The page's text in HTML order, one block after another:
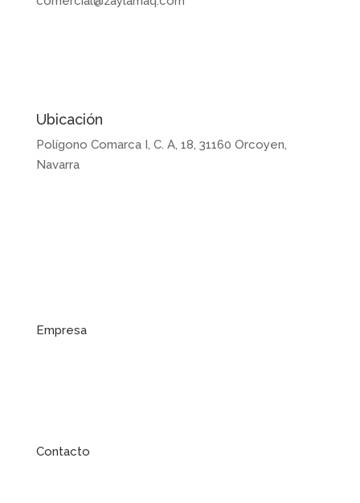
Ubicación
Polígono Comarca I, C. A, 18, 31160 Orcoyen,
Navarra
Empresa
Contacto